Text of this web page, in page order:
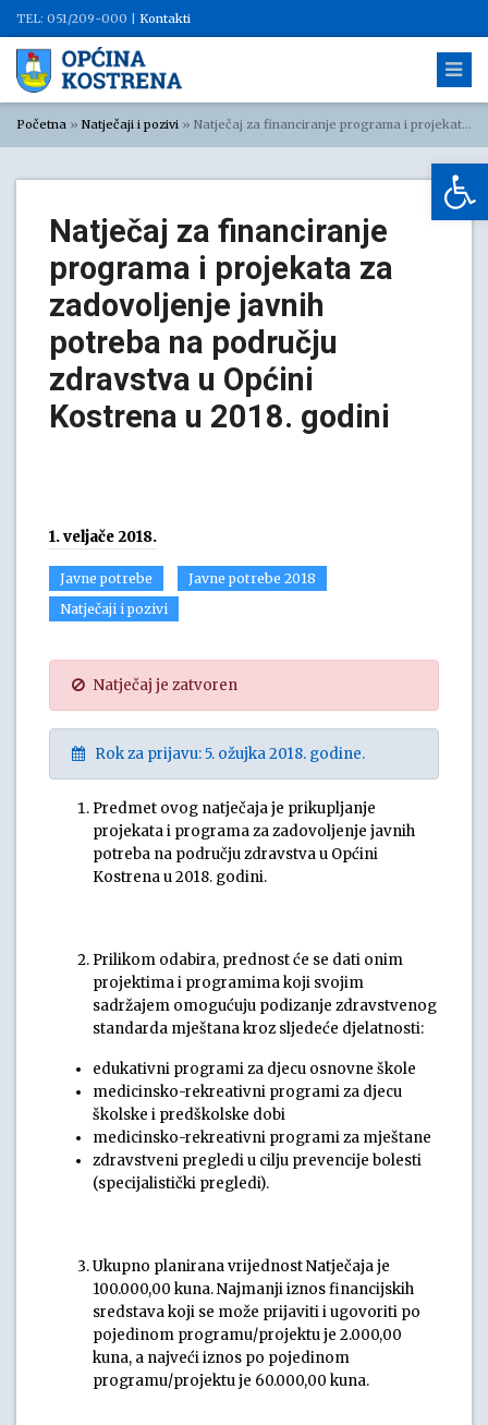
TEL: 051/209-000 | Kontakti
Početna » Natječaji i pozivi » Natječaj za financiranje programa i projekata za zadovoljenje javnih potreba na području zdravstva u Općini Kostrena u 2018. godini
Natječaj za financiranje
programa i projekata za
zadovoljenje javnih
potreba na području
zdravstva u Općini
Kostrena u 2018. godini
1. veljače 2018.
Javne potrebe
Javne potrebe 2018
Natječaji i pozivi
Natječaj je zatvoren
Rok za prijavu: 5. ožujka 2018. godine.
Predmet ovog natječaja je prikupljanje
projekata i programa za zadovoljenje javnih
potreba na području zdravstva u Općini
Kostrena u 2018. godini.
Prilikom odabira, prednost će se dati onim
projektima i programima koji svojim
sadržajem omogućuju podizanje zdravstvenog
standarda mještana kroz sljedeće djelatnosti:
edukativni programi za djecu osnovne škole
medicinsko-rekreativni programi za djecu
školske i predškolske dobi
medicinsko-rekreativni programi za mještane
zdravstveni pregledi u cilju prevencije bolesti
(specijalistički pregledi).
Ukupno planirana vrijednost Natječaja je
100.000,00 kuna. Najmanji iznos financijskih
sredstava koji se može prijaviti i ugovoriti po
pojedinom programu/projektu je 2.000,00
kuna, a najveći iznos po pojedinom
programu/projektu je 60.000,00 kuna.